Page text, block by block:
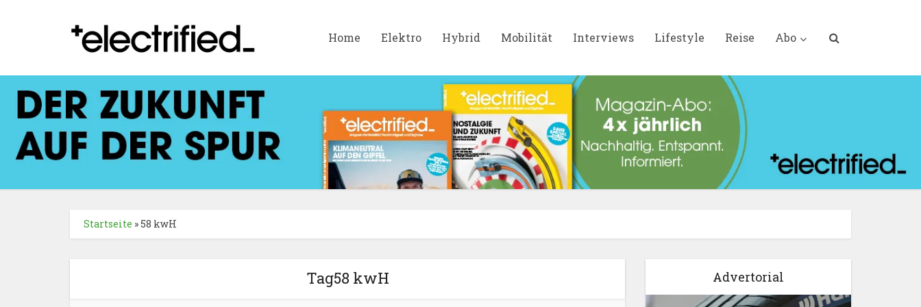
Home Elektro Hybrid Mobilität Interviews Lifestyle Reise Abo
Startseite »58 kwH
Tag58 kwH Advertorial